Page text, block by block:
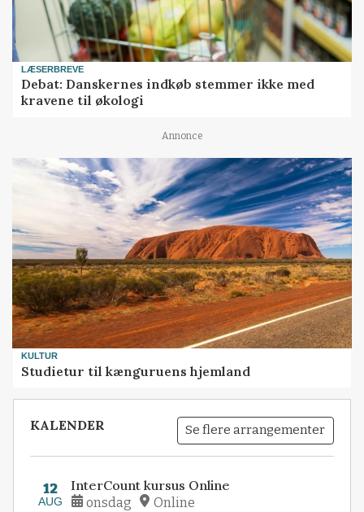
LÆSERBREVE
Debat: Danskernes indkøb stemmer ikke med
kravene til økologi
Annonce
KULTUR
Studietur til kænguruens hjemland
KALENDER Se flere arrangementer
12
AUG
InterCount kursus Online
onsdag Online